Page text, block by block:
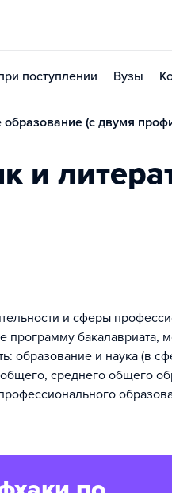
поступлении Вузы
(с двумя
и
и сферы
бакалавриата,
образование и наука (в
среднего общего